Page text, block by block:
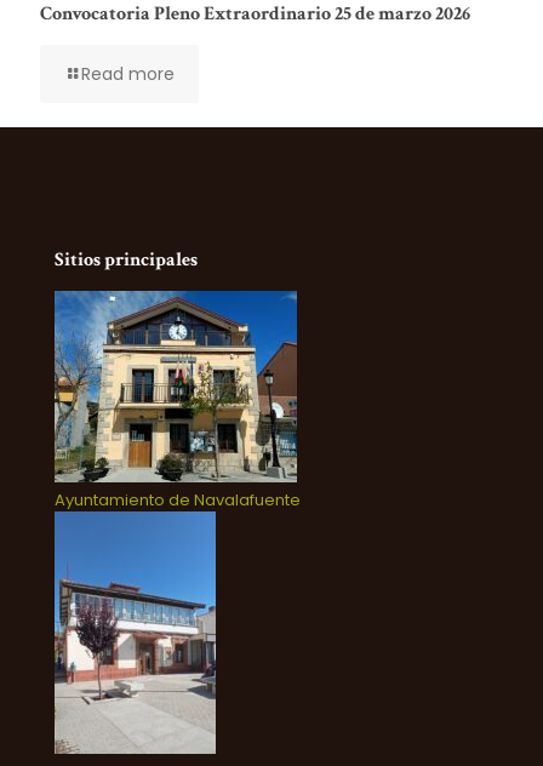
Convocatoria Pleno Extraordinario 25 de marzo 2026
Read more
Sitios principales
Ayuntamiento de Navalafuente